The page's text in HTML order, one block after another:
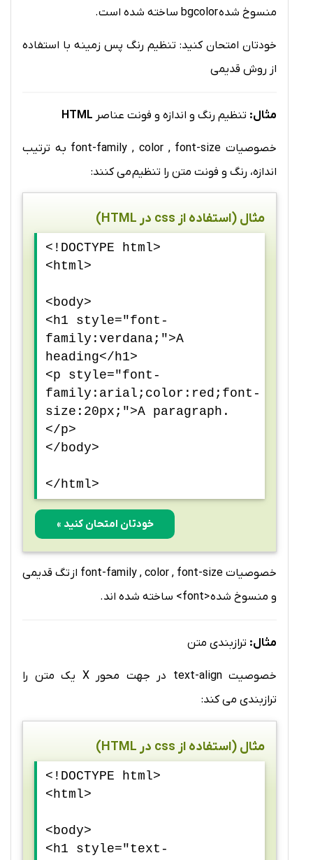
منسوخ شده bgcolor ساخته شده است.
خودتان امتحان کنید: تنظیم رنگ پس زمینه با استفاده
از روش قدیمی
مثال: تنظیم رنگ و اندازه و فونت عناصر HTML
خصوصیات font-family , color , font-size به ترتیب
اندازه، رنگ و فونت متن را تنظیم می کنند:
مثال (استفاده از css در HTML)
<!DOCTYPE html>
<html>
<body>
<h1 style="font-
family:verdana;">A
heading</h1>
<p style="font-
family:arial;color:red;font-
size:20px;">A paragraph.
</p>
</body>
</html>
خودتان امتحان کنید »
خصوصیات font-family , color , font-size از تگ قدیمی
و منسوخ شده <font> ساخته شده اند.
مثال: ترازبندی متن
خصوصیت text-align در جهت محور X یک متن را
ترازبندی می کند:
مثال (استفاده از css در HTML)
<!DOCTYPE html>
<html>
<body>
<h1 style="text-